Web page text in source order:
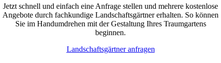
Jetzt schnell und einfach eine Anfrage stellen und mehrere kostenlose
Angebote durch fachkundige Landschaftsgärtner erhalten. So können
Sie im Handumdrehen mit der Gestaltung Ihres Traumgartens
beginnen.
Landschaftsgärtner anfragen